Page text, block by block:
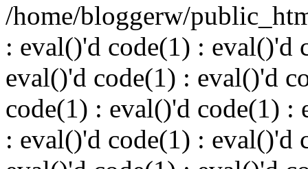
/home/bloggerw/
: eval()'d code(1) : eval()'d
eval()'d code(1) : eval()'d
code(1) : eval()'d code(1) :
: eval()'d code(1) : eval()'d